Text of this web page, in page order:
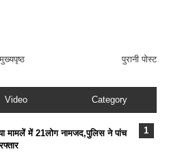
पुरानी पोस्ट
Video Category
मामलें में 21लोग नामजद,पुलिस ने पांच